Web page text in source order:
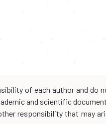
of each author and
and scientific
responsibility that may